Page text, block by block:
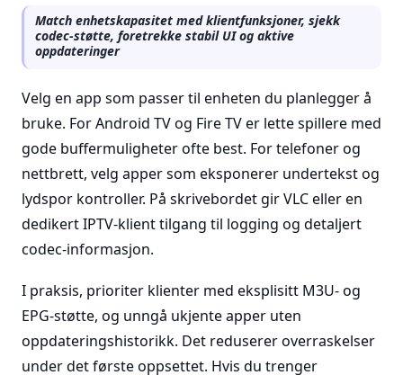
Match enhetskapasitet med klientfunksjoner, sjekk
codec-støtte, foretrekke stabil UI og aktive
oppdateringer
Velg en app som passer til enheten du planlegger å
bruke. For Android TV og Fire TV er lette spillere med
gode buffermuligheter ofte best. For telefoner og
nettbrett, velg apper som eksponerer undertekst og
lydspor kontroller. På skrivebordet gir VLC eller en
dedikert IPTV-klient tilgang til logging og detaljert
codec-informasjon.
I praksis, prioriter klienter med eksplisitt M3U- og
EPG-støtte, og unngå ukjente apper uten
oppdateringshistorikk. Det reduserer overraskelser
under det første oppsettet. Hvis du trenger